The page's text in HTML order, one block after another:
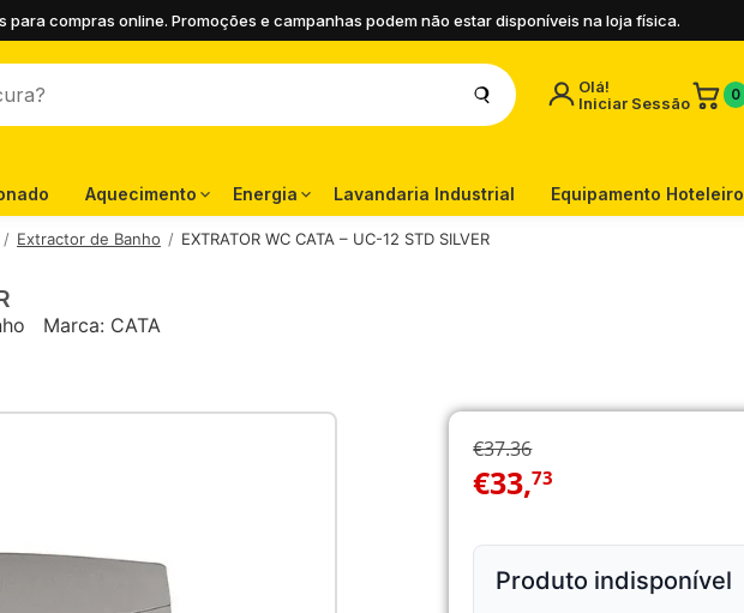
para compras online. Promoções e campanhas podem não estar disponíveis na loja física.
Olá!
Iniciar Sessão
0
Aquecimento Energia Lavandaria Industrial Equipamento Hoteleiro
Extractor de Banho EXTRATOR WC CATA – UC-12 STD SILVER
Marca: CATA
€37.36
€33,73
Produto indisponível